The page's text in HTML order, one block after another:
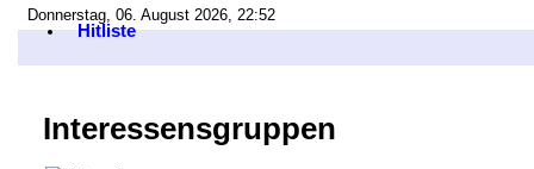
Donnerstag, 06. August 2026, 22:52
Hitliste
Interessensgruppen